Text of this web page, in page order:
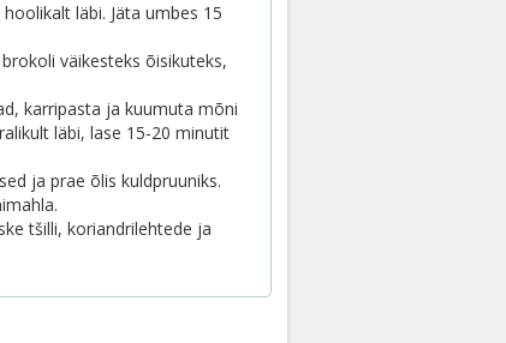
läbi. Jäta umbes 15
väikesteks õisikuteks,
karripasta ja kuumuta mõni
läbi, lase 15-20 minutit
ja prae õlis kuldpruuniks.
tšilli, koriandrilehtede ja